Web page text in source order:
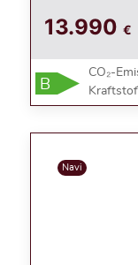
13.990 €
B
CO₂-
Navi